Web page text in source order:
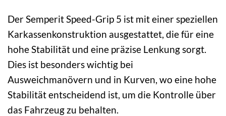
Der Semperit Speed-Grip 5 ist mit einer speziellen
Karkassenkonstruktion ausgestattet, die für eine
hohe Stabilität und eine präzise Lenkung sorgt.
Dies ist besonders wichtig bei
Ausweichmanövern und in Kurven, wo eine hohe
Stabilität entscheidend ist, um die Kontrolle über
das Fahrzeug zu behalten.